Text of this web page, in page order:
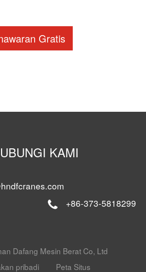
Gratis
KAMI
+86-373-5818299
Dafang Mesin Berat Co, Ltd
pribadi
Peta Situs